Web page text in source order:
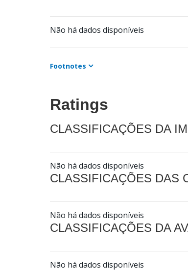
Não há dados disponíveis
Footnotes
Ratings
CLASSIFICAÇÕES DA
Não há dados disponíveis
CLASSIFICAÇÕES DAS
Não há dados disponíveis
CLASSIFICAÇÕES DA
Não há dados disponíveis